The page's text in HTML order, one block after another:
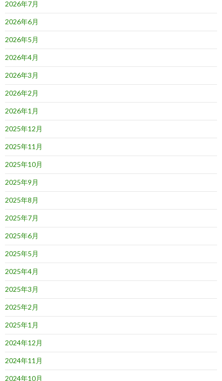
2026年7月
2026年6月
2026年5月
2026年4月
2026年3月
2026年2月
2026年1月
2025年12月
2025年11月
2025年10月
2025年9月
2025年8月
2025年7月
2025年6月
2025年5月
2025年4月
2025年3月
2025年2月
2025年1月
2024年12月
2024年11月
2024年10月